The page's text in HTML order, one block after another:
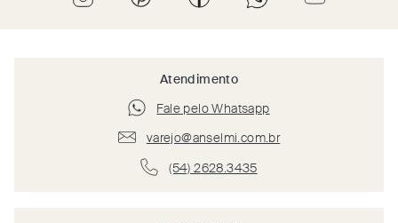
Atendimento
Fale pelo Whatsapp
varejo@anselmi.com.br
(54) 2628.3435